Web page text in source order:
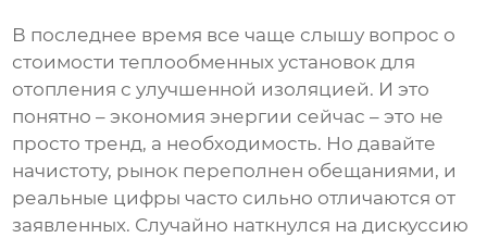
В последнее время все чаще слышу вопрос о
стоимоститеплообменных установок для
отопления с улучшенной изоляцией. И это
понятно – экономия энергии сейчас – это не
просто тренд, а необходимость. Но давайте
начистоту, рынок переполнен обещаниями, и
реальные цифры часто сильно отличаются от
заявленных. Случайно наткнулся на дискуссию